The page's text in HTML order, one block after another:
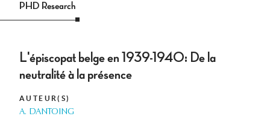
PHD Research
L'épiscopat belge en 1939-1940: De la
neutralité à la présence
AUTEUR(S)
A. DANTOING